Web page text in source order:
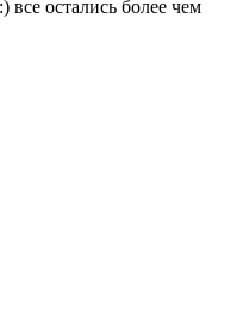
остались более чем